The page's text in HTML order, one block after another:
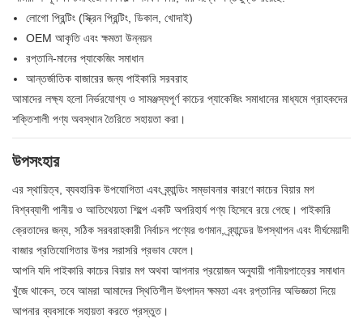
লোগো প্রিন্টিং (স্ক্রিন প্রিন্টিং, ডিকাল, খোদাই)
OEM আকৃতি এবং ক্ষমতা উন্নয়ন
রপ্তানি-মানের প্যাকেজিং সমাধান
আন্তর্জাতিক বাজারের জন্য পাইকারি সরবরাহ
আমাদের লক্ষ্য হলো নির্ভরযোগ্য ও সামঞ্জস্যপূর্ণ কাচের প্যাকেজিং সমাধানের মাধ্যমে গ্রাহকদের
শক্তিশালী পণ্য অবস্থান তৈরিতে সহায়তা করা।
উপসংহার
এর স্থায়িত্ব, ব্যবহারিক উপযোগিতা এবং ব্র্যান্ডিং সম্ভাবনার কারণে কাচের বিয়ার মগ
বিশ্বব্যাপী পানীয় ও আতিথেয়তা শিল্পে একটি অপরিহার্য পণ্য হিসেবে রয়ে গেছে। পাইকারি
ক্রেতাদের জন্য, সঠিক সরবরাহকারী নির্বাচন পণ্যের গুণমান, ব্র্যান্ডের উপস্থাপন এবং দীর্ঘমেয়াদী
বাজার প্রতিযোগিতার উপর সরাসরি প্রভাব ফেলে।
আপনি যদি পাইকারি কাচের বিয়ার মগ অথবা আপনার প্রয়োজন অনুযায়ী পানীয়পাত্রের সমাধান
খুঁজে থাকেন, তবে আমরা আমাদের স্থিতিশীল উৎপাদন ক্ষমতা এবং রপ্তানির অভিজ্ঞতা দিয়ে
আপনার ব্যবসাকে সহায়তা করতে প্রস্তুত।